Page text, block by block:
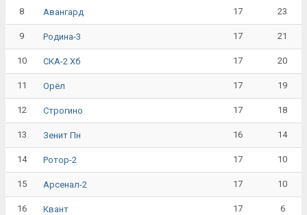
8 Авангард 17 23
9 Родина-3 17 21
10 СКА-2 Хб 17 20
11 Орёл 17 19
12 Строгино 17 18
13 Зенит Пн 16 14
14 Ротор-2 17 10
15 Арсенал-2 17 10
16 Квант 17 6